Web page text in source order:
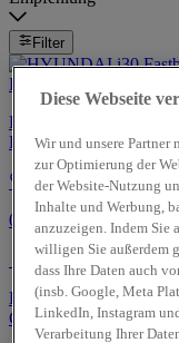
Filter
HYUNDAI i30
09/2021 | 25.637 km |
Hildesheim
Energieverbrauch: -- l/
CO₂/km (komb.) •
Diese Webseite
Wir und unsere
zur Optimierung der
der Website-Nutzung
Inhalte und Werbung,
anzuzeigen. Indem
willigen Sie außerdem
dass Ihre Daten auch
(insb. Google, Meta
LinkedIn, Instagram
Verarbeitung Ihrer